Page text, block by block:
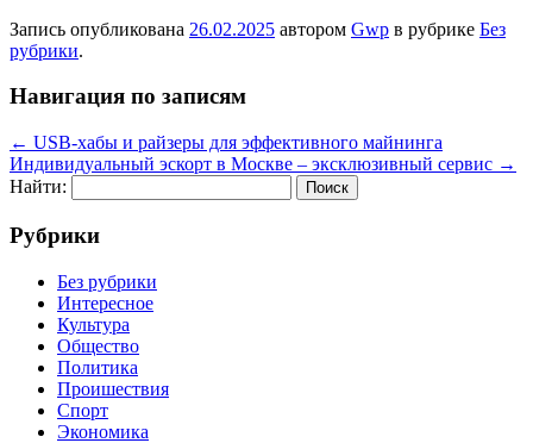
Запись опубликована 26.02.2025 автором Gwp в рубрике Без
рубрики.
Навигация по записям
← USB-хабы и райзеры для эффективного майнинга
Индивидуальный эскорт в Москве – эксклюзивный сервис →
Найти:
Рубрики
Без рубрики
Интересное
Культура
Общество
Политика
Проишествия
Спорт
Экономика